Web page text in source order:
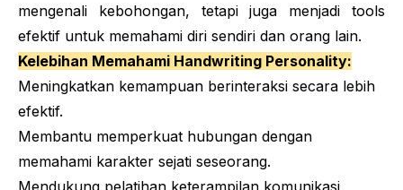
mengenali kebohongan, tetapi juga menjadi tools
efektif untuk memahami diri sendiri dan orang lain.
Kelebihan Memahami Handwriting Personality:
Meningkatkan kemampuan berinteraksi secara lebih
efektif.
Membantu memperkuat hubungan dengan
memahami karakter sejati seseorang.